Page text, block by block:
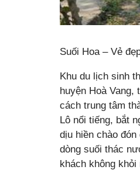
Suối Hoa – Vẻ
Khu du lịch sinh
huyện Hoà
cách trung tâm
Lô nổi tiếng, bắt
dịu hiền chào
dòng suối thác
khách không